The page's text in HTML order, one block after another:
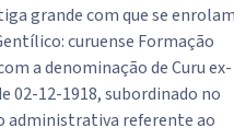
grande com que se
curuense Formação
a denominação de Curu ex-
02-12-1918, subordinado no
administrativa referente ao